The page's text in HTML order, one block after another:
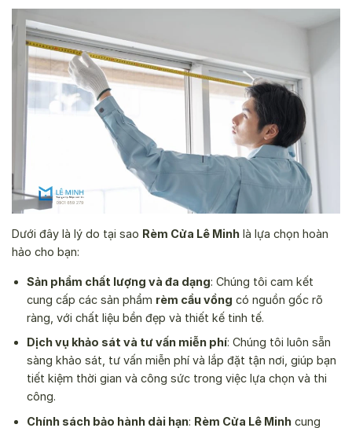
Dưới đây là lý do tại sao Rèm Cửa Lê Minh là lựa chọn hoàn
hảo cho bạn:
Sản phẩm chất lượng và đa dạng: Chúng tôi cam kết
cung cấp các sản phẩm rèm cầu vồng có nguồn gốc rõ
ràng, với chất liệu bền đẹp và thiết kế tinh tế.
Dịch vụ khảo sát và tư vấn miễn phí: Chúng tôi luôn sẵn
sàng khảo sát, tư vấn miễn phí và lắp đặt tận nơi, giúp bạn
tiết kiệm thời gian và công sức trong việc lựa chọn và thi
công.
Chính sách bảo hành dài hạn: Rèm Cửa Lê Minhcung